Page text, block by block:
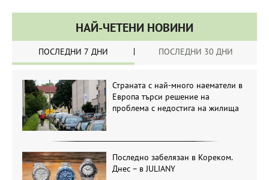
НАЙ-ЧЕТЕНИ НОВИНИ
ПОСЛЕДНИ 7 ДНИ ПОСЛЕДНИ 30 ДНИ
Страната с най-много наематели в
Европа търси решение на
проблема с недостига на жилища
Последно забелязан в Кореком.
Днес – в JULIANY